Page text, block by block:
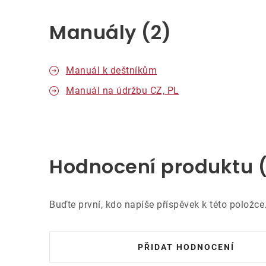
Manuály (2)
Manuál k deštníkům
Manuál na údržbu CZ, PL
Hodnocení produktu
Buďte první, kdo napíše příspěvek k této položce.
PŘIDAT HODNOCENÍ